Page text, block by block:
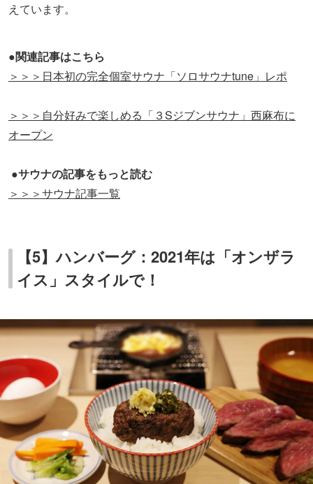
えています。
●関連記事はこちら
＞＞＞日本初の完全個室サウナ「ソロサウナtune」レポ
＞＞＞自分好みで楽しめる「３Sジブンサウナ」西麻布に
オープン
●サウナの記事をもっと読む
＞＞＞サウナ記事一覧
【5】ハンバーグ：2021年は「オンザラ
イス」スタイルで！